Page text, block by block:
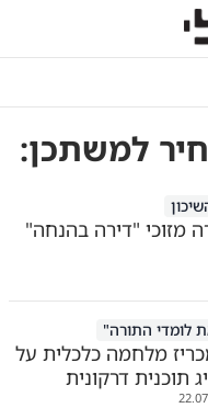
למשתכן:
מזוכי "דירה בהנחה"
לומדי התורה"
מלחמה כלכלית על
תוכנית דרקונית